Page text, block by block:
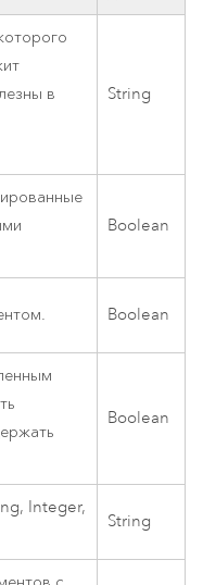
в
String
Boolean
Boolean
Boolean
Integer,
String